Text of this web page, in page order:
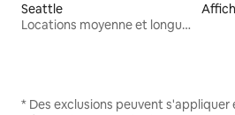
Seattle
Locations moyenne et longue durée
* Des exclusions peuvent s'appliquer